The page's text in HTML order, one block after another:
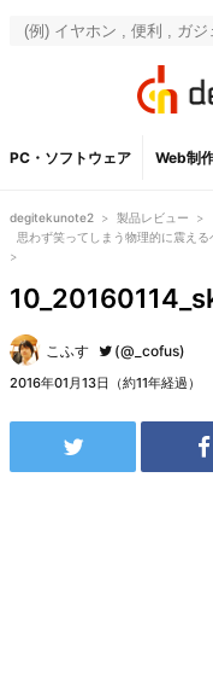
PC・ソフトウェア Web制
degitekunote2 > 製品レビュー
>
思わず笑ってしまう物理的に震え
>
こふす (@_cofus)
2016年01月13日（約11年経過）